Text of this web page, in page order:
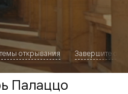
открывания Завершите
Палаццо